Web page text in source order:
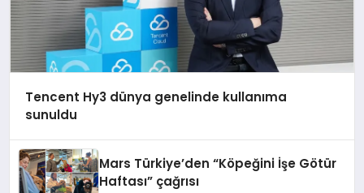
Tencent Hy3 dünya genelinde kullanıma
sunuldu
Mars Türkiye’den “Köpeğini İşe Götür
Haftası” çağrısı